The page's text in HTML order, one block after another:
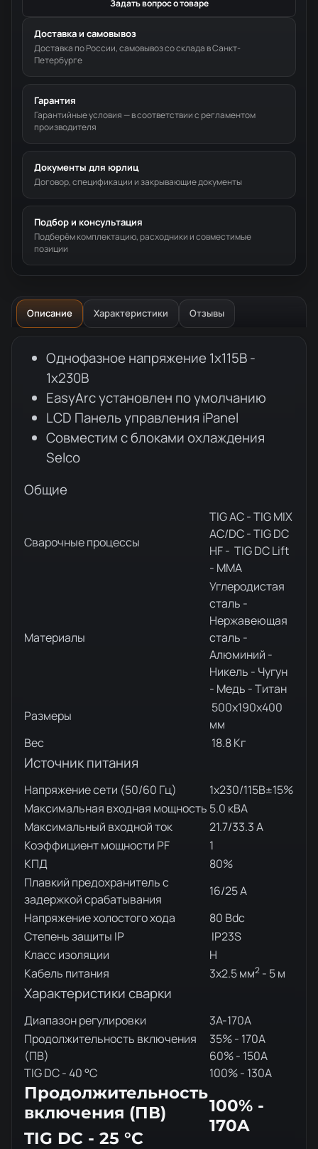
Задать вопрос о товаре
Доставка и самовывоз
Доставка по России, самовывоз со склада в Санкт-
Петербурге
Гарантия
Гарантийные условия — в соответствии с регламентом
производителя
Документы для юрлиц
Договор, спецификации и закрывающие документы
Подбор и консультация
Подберём комплектацию, расходники и совместимые
позиции
Описание Характеристики Отзывы
Описание товара
Однофазное напряжение 1x115В -
1x230В
EasyArc установлен по умолчанию
LCD Панель управления iPanel
Совместим с блоками охлаждения
Selco
Общие
Сварочные процессы
TIG AC - TIG MIX
AC/DC - TIG DC
HF - TIG DC Lift
- MMA
Материалы
Углеродистая
сталь -
Нержавеющая
сталь -
Алюминий -
Никель - Чугун
- Медь - Титан
Размеры
500x190x400
мм
Вес
18.8 Кг
Источник питания
Напряжение сети (50/60 Гц)
1x230/115В±15%
Максимальная входная мощность 5.0 кВА
Максимальный входной ток
21.7/33.3 A
Коэффициент мощности PF
1
КПД
80%
Плавкий предохранитель с
задержкой срабатывания
16/25 A
Напряжение холостого хода
80 Вdc
Степень защиты IP
IP23S
Класс изоляции
H
Кабель питания
3x2.5 мм2 - 5 м
Характеристики сварки
Диапазон регулировки
3A-170A
Продолжительность включения
(ПВ)
TIG DC - 40 °C
35% - 170A
60% - 150A
100% - 130A
Продолжительность
включения (ПВ)
TIG DC - 25 °C
100% -
170A